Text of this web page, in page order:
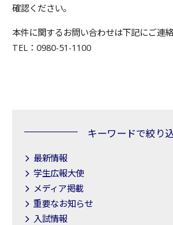
確認ください。
本件に関するお問い合わせは下記にご連絡
TEL：0980-51-1100
キーワードで絞り
最新情報
学生広報大使
メディア掲載
重要なお知らせ
入試情報